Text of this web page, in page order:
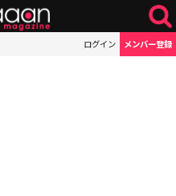
ログイン メンバー登録